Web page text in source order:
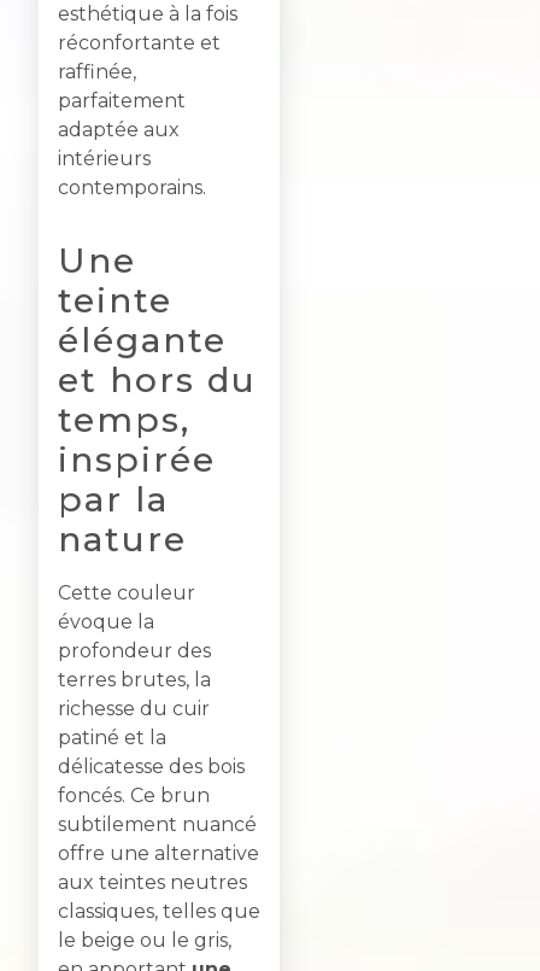
esthétique à la fois
réconfortante et
raffinée,
parfaitement
adaptée aux
intérieurs
contemporains.
Une
teinte
élégante
et hors du
temps,
inspirée
par la
nature
Cette couleur
évoque la
profondeur des
terres brutes, la
richesse du cuir
patiné et la
délicatesse des bois
foncés. Ce brun
subtilement nuancé
offre une alternative
aux teintes neutres
classiques, telles que
le beige ou le gris,